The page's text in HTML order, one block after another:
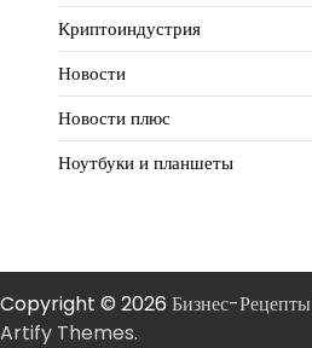
Криптоиндустрия
Новости
Новости плюс
Ноутбуки и планшеты
Copyright © 2026 Бизнес-Рецепты
Artify Themes.